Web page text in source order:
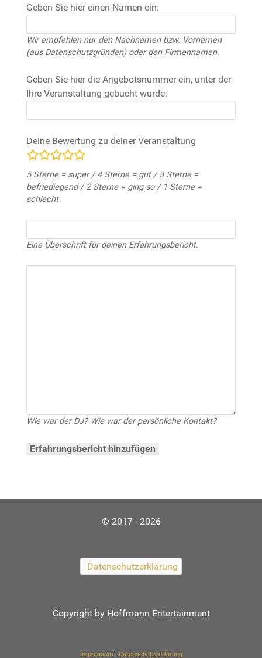
Geben Sie hier einen Namen ein:
Wir empfehlen nur den Nachnamen bzw. Vornamen
(aus Datenschutzgründen) oder den Firmennamen.
Geben Sie hier die Angebotsnummer ein, unter der
Ihre Veranstaltung gebucht wurde:
Deine Bewertung zu deiner Veranstaltung
Bewertungsfelder
5 Sterne = super / 4 Sterne = gut / 3 Sterne =
befriediegend / 2 Sterne = ging so / 1 Sterne =
schlecht
Eine Überschrift für deinen Erfahrungsbericht.
Wie war der DJ? Wie war der persönliche Kontakt?
© 2017 - 2026
Datenschutzerklärung
Copyright by Hoffmann Entertainment
Impressum Datenschutzerklärung